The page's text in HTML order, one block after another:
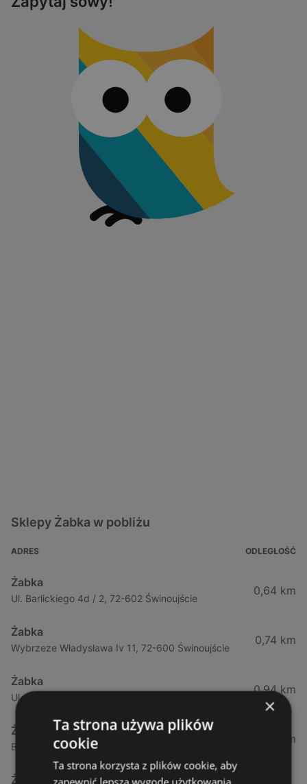
Sklepy Żabka w pobliżu
ADRES ODLEGŁOŚĆ
Żabka
Ul. Barlickiego 4d / 2, 72-602 Świnoujście
0,64 km
Żabka
Wybrzeze Władysława Iv 11, 72-600 Świnoujście
0,74 km
Żabka
Ul. Bohaterów Września 49, 72-600 Świnoujście
0,94 km
Żabka
Bohaterów Września 52, 72-600 Świnoujście
1,02 km
Żabka
×
Ta strona używa plików
cookie
Ta strona korzysta z plików cookie, aby